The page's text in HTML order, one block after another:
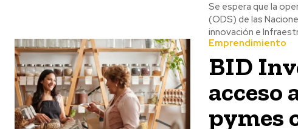
Se espera que la
(ODS) de las
innovación e
Emprendimiento
BID
acceso
pymes